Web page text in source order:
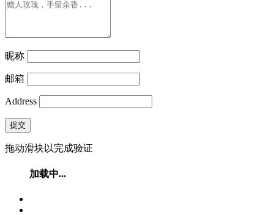
昵称
邮箱
Address
提交
拖动滑块以完成验证
加载中...